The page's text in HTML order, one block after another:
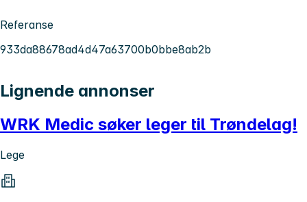
Referanse
933da88678ad4d47a63700b0bbe8ab2b
Lignende annonser
WRK Medic søker leger til Trøndelag!
Lege